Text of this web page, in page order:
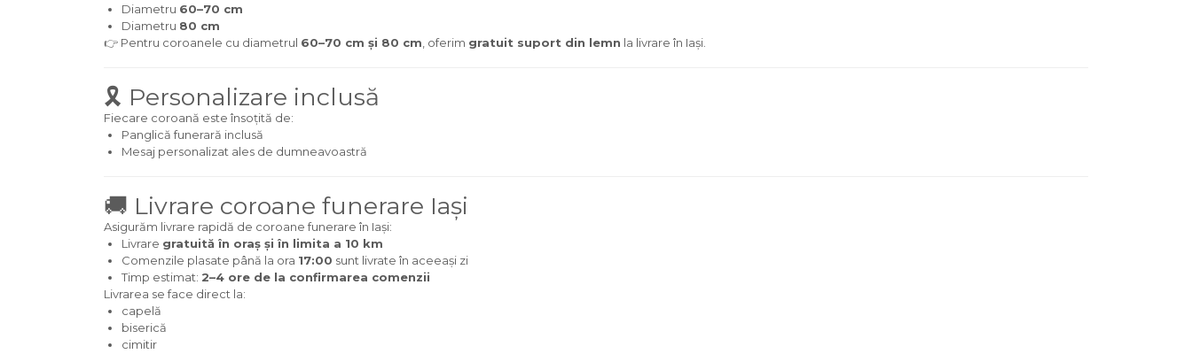
Diametru 60–70 cm
Diametru 80 cm
👉 Pentru coroanele cu diametrul 60–70 cm și 80 cm , oferim gratuit suport din lemn la livrare în Iași.
🎗️ Personalizare inclusă
Fiecare coroană este însoțită de:
Panglică funerară inclusă
Mesaj personalizat ales de dumneavoastră
🚚 Livrare coroane funerare Iași
Asigurăm livrare rapidă de coroane funerare în Iași:
Livrare gratuită în oraș și în limita a 10 km
Comenzile plasate până la ora 17:00 sunt livrate în aceeași zi
Timp estimat: 2–4 ore de la confirmarea comenzii
Livrarea se face direct la:
capelă
biserică
cimitir